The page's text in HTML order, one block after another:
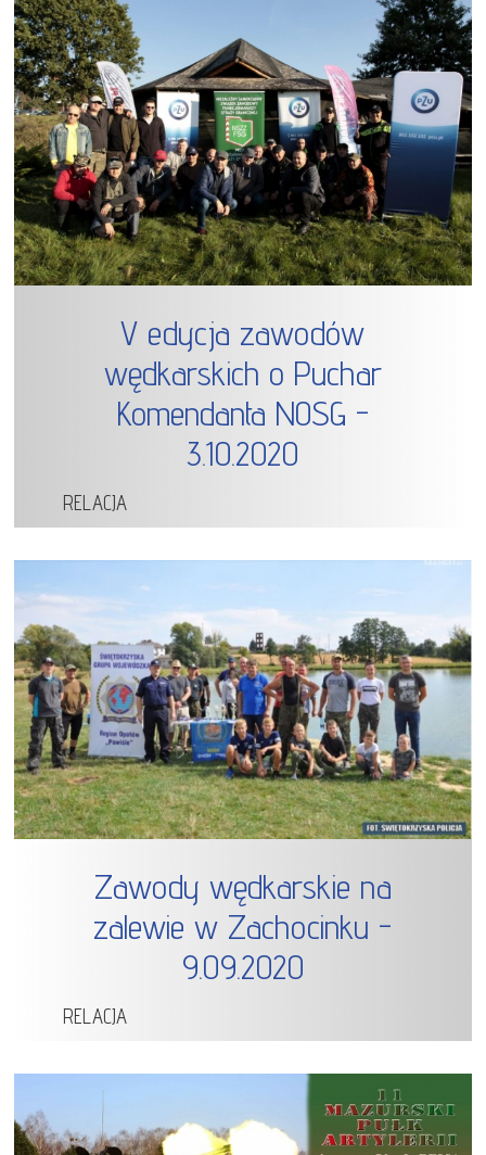
V edycja zawodów
wędkarskich o Puchar
Komendanta NOSG -
3.10.2020
RELACJA
Zawody wędkarskie na
zalewie w Zachocinku -
9.09.2020
RELACJA